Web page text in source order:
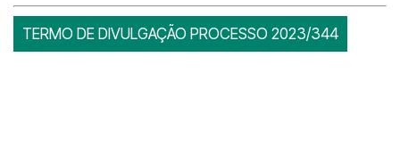
TERMO DE DIVULGAÇÃO PROCESSO 2023/344